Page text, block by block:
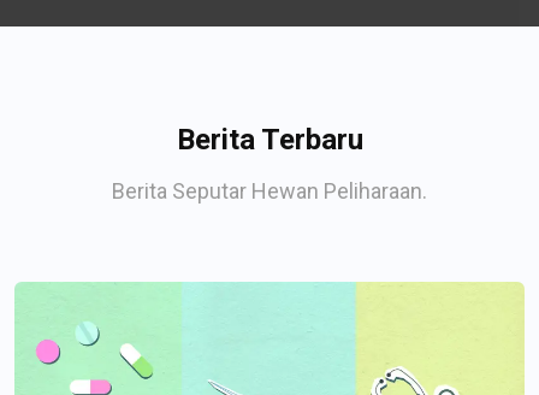
Berita Terbaru
Berita Seputar Hewan Peliharaan.